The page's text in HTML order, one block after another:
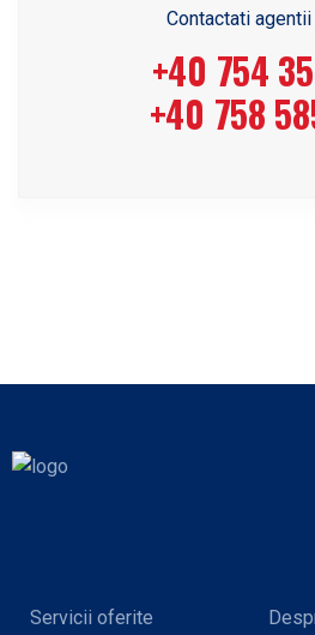
Contactati
+40 754
+40 758
Servicii oferite